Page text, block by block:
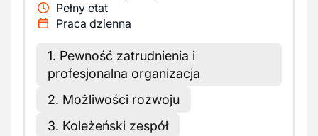
Pełny etat
Praca dzienna
1. Pewność zatrudnienia i
profesjonalna organizacja
2. Możliwości rozwoju
3. Koleżeński zespół